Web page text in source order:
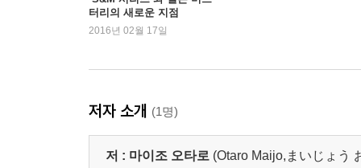
터리의 새로운 지점
2016년 02월 17일
저자 소개 (1명)
저 : 마이조 오타로 (Otaro Maijo,まいじょう